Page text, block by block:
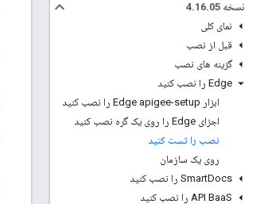
نسخه 4 .16.05
نمای کلی
قبل از نصب
گزینه های نصب
Edge را نصب کنید
ابزار Edge apigee-setup را نصب کنید
اجزای Edge را روی یک گره نصب کنید
نصب را تست کنید
روی یک سازمان
SmartDocs را نصب کنید
API BaaS را نصب کنید